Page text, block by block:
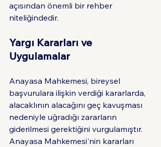
açısından önemli bir rehber
niteliğindedir.
Yargı Kararları ve
Uygulamalar
Anayasa Mahkemesi, bireysel
başvurulara ilişkin verdiği kararlarda,
alacaklının alacağını geç kavuşması
nedeniyle uğradığı zararların
giderilmesi gerektiğini vurgulamıştır.
Anayasa Mahkemesi'nin kararları